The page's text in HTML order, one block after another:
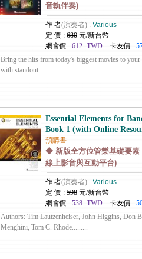
音軌伴奏)
作 者(演奏者) : Various
定 價 : 680 元/新台幣
網會價 : 612.-TWD 卡友價 :
Bring the hits from today's biggest movies to
with standout.........
Essential Elements for
Book 1 (with Online
預購書
◆ 新版全方位管樂基礎要素
線上影音與互動平台)
作 者(演奏者) : Various
定 價 : 598 元/新台幣
網會價 : 538.-TWD 卡友價 :
Authors: Tim Lautzenheiser, John Higgins, Don
Menghini, Tom C. Rhode.........